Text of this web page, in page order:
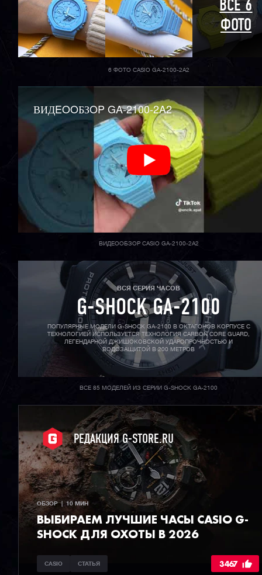
ВСЕ 6
ФОТО
6 ФОТО CASIO GA-2100-2A2
ВИДEOOБЗOP GA-2100-2A2
ВИДЕООБЗОР CASIO GA-2100-2A2
ВСЯ СЕРИЯ ЧАСОВ
G-SHOCK GA-2100
ПОПУЛЯРНЫЕ МОДЕЛИ G-SHOCK GA-2100 В ОКТАГОНОВ КОРПУСЕ С
ТЕХНОЛОГИЕЙ ИСПОЛЬЗУЕТСЯ ТЕХНОЛОГИЯ CARBON CORE GUARD,
ЛЕГЕНДАРНОЙ ДЖИШОКОВСКОЙ УДАРОПРОЧНОСТЬЮ И
ВОДОЗАЩИТОЙ В 200 МЕТРОВ
ВСЕ 85 МОДЕЛЕЙ ИЗ СЕРИИ G-SHOCK GA-2100
РЕДАКЦИЯ G-STORE.RU
ОБЗОР  |  10 МИН
ВЫБИРАЕМ ЛУЧШИЕ ЧАСЫ СASIO G-
SHOCK ДЛЯ ОХОТЫ В 2026
CASIO СТАТЬЯ 3467